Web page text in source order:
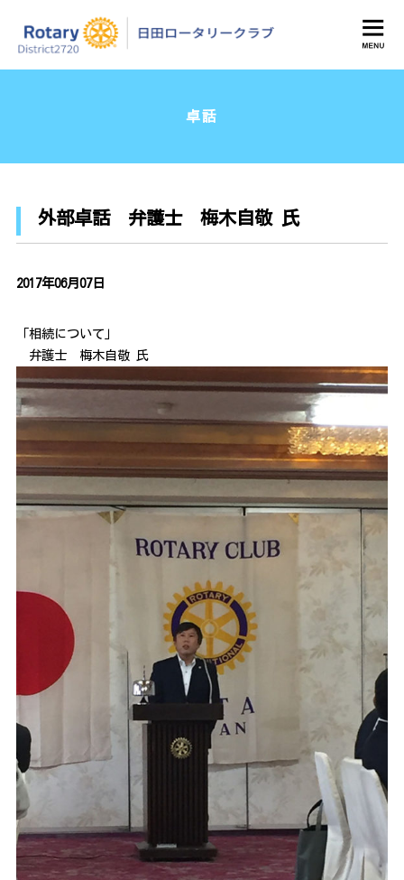
日田ロータリークラブ
卓話
外部卓話 弁護士 梅木自敬 氏
2017年06月07日
「相続について」
弁護士 梅木自敬 氏